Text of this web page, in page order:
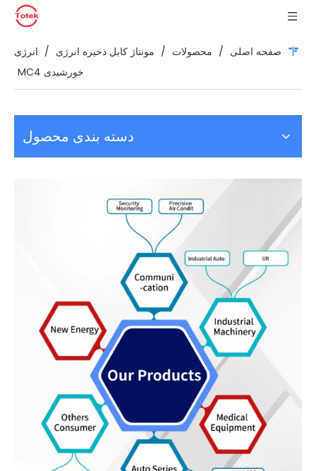
صفحه اصلی / محصولات / مونتاژ کابل ذخیره انرژی / انرژی
خورشیدی MC4
دسته بندی محصول